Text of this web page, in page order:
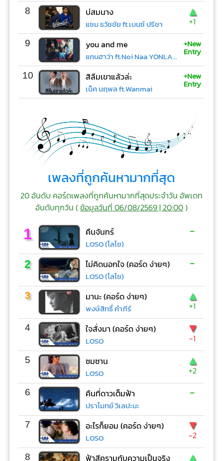
8 บ่สมนาง
แซม ธวัชชัย ft.เบนซ์ ปรีชา
▲
+1
9 you and me
แกนฮาว่า ft.Noi Naa YONLAPA
+New
Entry
10 สิลืมเขาแล้วล่ะ
เน็ค นฤพล ft.Wanmai
+New
Entry
เพลงที่ถูกค้นหามากที่สุด
20 อันดับ คอร์ดเพลงที่ถูกค้นหามากที่สุดประจำวัน อัพเดท
อันดับทุกวัน (ข้อมูลวันที่ 06/08/2569 | 20:00)
1 คืนจันทร์
LOSO (โลโซ)
-
2 ไม่คิดนอกใจ (คอร์ด ง่ายๆ)
LOSO (โลโซ)
-
3 มานะ (คอร์ด ง่ายๆ)
พงษ์สิทธิ์ คำภีร์
▲
+1
4 ใจสั่งมา (คอร์ด ง่ายๆ)
LOSO
▼
-1
5 ซมซาน
LOSO
▲
+2
6 คืนที่ดาวเต็มฟ้า
ปราโมทย์ วิเลปะนะ
-
7 อะไรก็ยอม (คอร์ด ง่ายๆ)
LOSO
▼
-2
8 ฟ้าสีครามกับความเป็นจริง ▲